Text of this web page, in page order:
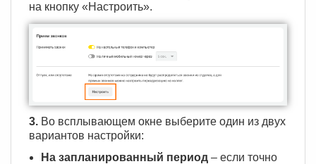
на кнопку «Настроить».
3. Во всплывающем окне выберите один из двух
вариантов настройки:
На запланированный период – если точно